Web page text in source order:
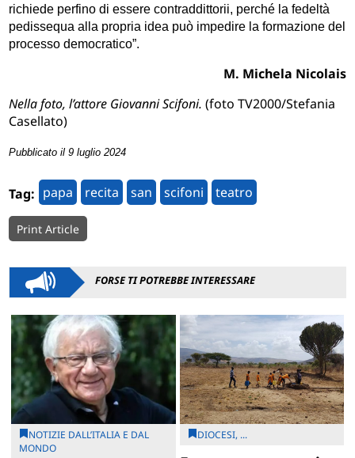
richiede perfino di essere contraddittorii, perché la fedeltà
pedissequa alla propria idea può impedire la formazione del
processo democratico”.
M. Michela Nicolais
Nella foto, l’attore Giovanni Scifoni.(foto TV2000/Stefania
Casellato)
Pubblicato il 9 luglio 2024
Tag: papa recita san scifoni teatro
Print Article
FORSE TI POTREBBE INTERESSARE
NOTIZIE DALL’ITALIA E DAL
MONDO
DIOCESI, ...